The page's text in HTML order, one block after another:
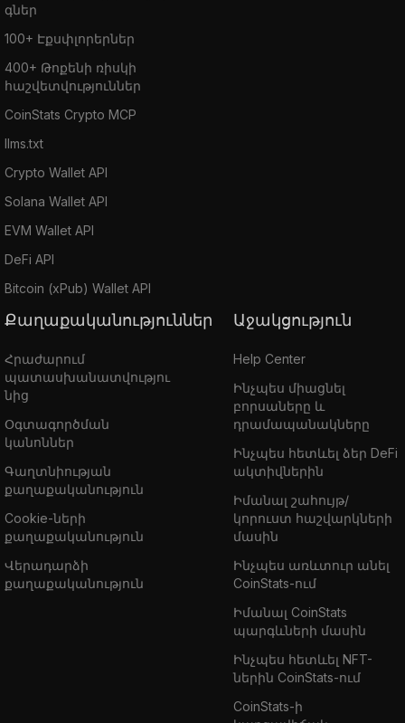
գներ
100+ Էքսփլորերներ
400+ Թոքենի ռիսկի
հաշվետվություններ
CoinStats Crypto MCP
llms.txt
Crypto Wallet API
Solana Wallet API
EVM Wallet API
DeFi API
Bitcoin (xPub) Wallet API
Քաղաքականություններ
Հրաժարում
պատասխանատվությու
նից
Օգտագործման
կանոններ
Գաղտնիության
քաղաքականություն
Cookie-ների
քաղաքականություն
Վերադարձի
քաղաքականություն
Աջակցություն
Help Center
Ինչպես միացնել
բորսաները և
դրամապանակները
Ինչպես հետևել ձեր DeFi
ակտիվներին
Իմանալ շահույթ/
կորուստ հաշվարկների
մասին
Ինչպես առևտուր անել
CoinStats-ում
Իմանալ CoinStats
պարգևների մասին
Ինչպես հետևել NFT-
ներին CoinStats-ում
CoinStats-ի